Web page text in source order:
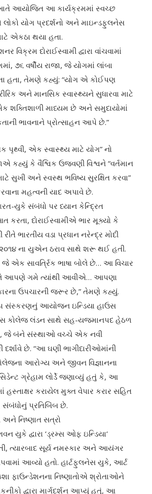
ખાતે આયોજિત આ કાર્યક્રમમાં સ્વચ્છ
યોગ પ્રદર્શનો અને માઇન્ડફુલનેસ
એકઠા થયા હતા.
વિક્રમ દોરાઈસ્વામી દ્વારા વાંચવામાં
૭૬ વર્ષીય રાજા, જે યોગમાં લાંબા
હતા, તેમણે કહ્યું: “યોગ એ કોઈપણ
અને માનસિક સ્વાસ્થ્યને સુધારવા માટે
શક્તિશાળી માધ્યમ છે અને સમુદાયોમાં
ભાવનાને પ્રોત્સાહન આપે છે.”
પૃથ્વી, એક સ્વાસ્થ્ય માટે યોગ” નો
કહ્યું કે વૈશ્વિક ઉજવણી વિશ્વને “વર્તમાન
સુખી અને સ્વસ્થ ભવિષ્ય સુરક્ષિત કરવા”
મહત્વની યાદ અપાવે છે.
યુકે સંબંધો પર ધ્યાન કેન્દ્રિત
કરતા, દોરાઈસ્વામીએ ભાર મૂક્યો કે
રીતે ભારતીય વડા પ્રધાન નરેન્દ્ર મોદી
૨૦૧૪ ના યુએન ઠરાવ સાથે શરૂ થઈ હતી.
એક સાવર્ત્રિક ભાષા બોલે છે… આ વિચાર
આપણે ગમે ત્યાંથી આવીએ… આપણા
ઉપચારની જરૂર છે,” તેમણે કહ્યું.
સંસ્કરણનું આયોજન ઇન્ડિયા હાઉસ
કોલેજ લંડન સાથે સહ-યજમાનપદ હેઠળ
જે બંને સંસ્થાઓ વચ્ચે એક નવી
દર્શાવે છે. “આ ઘણી ભાગીદારીઓમાંની
આરોગ્ય અને જીવન વિજ્ઞાનના
ગ્રેહામ લોર્ડે જણાવ્યું હતું કે, આ
હસ્તાક્ષર કરાયેલ મુક્ત વેપાર કરાર સહિત
સંબંધોનું પ્રતિબિંબ છે.
અને નિષ્ણાત સત્રો
યુકે દ્વારા ‘ડ્રમ્સ ઓફ ઇન્ડિયા‘
ત્યારબાદ સૂર્ય નમસ્કાર અને આયંગર
આવ્યો હતો. હાર્ટફુલનેસ યુકે, આર્ટ
ફાઉન્ડેશનના નિષ્ણાતોએ શ્રોતાઓને
દ્વારા માર્ગદર્શન આપ્યું હતું, આ